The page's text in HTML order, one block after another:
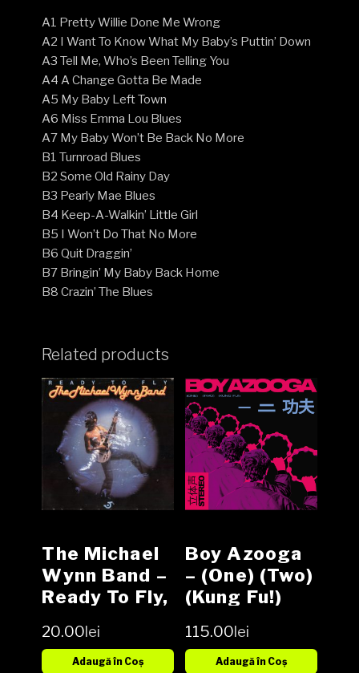
A1 Pretty Willie Done Me Wrong
A2 I Want To Know What My Baby’s Puttin’ Down
A3 Tell Me, Who’s Been Telling You
A4 A Change Gotta Be Made
A5 My Baby Left Town
A6 Miss Emma Lou Blues
A7 My Baby Won’t Be Back No More
B1 Turnroad Blues
B2 Some Old Rainy Day
B3 Pearly Mae Blues
B4 Keep-A-Walkin’ Little Girl
B5 I Won’t Do That No More
B6 Quit Draggin’
B7 Bringin’ My Baby Back Home
B8 Crazin’ The Blues
Related products
The Michael
Wynn Band ‎–
Ready To Fly,
Album (SH)
20.00lei
Adaugă în Coș
Boy Azooga
‎– (One) (Two)
(Kung Fu!)
115.00lei
Adaugă în Coș